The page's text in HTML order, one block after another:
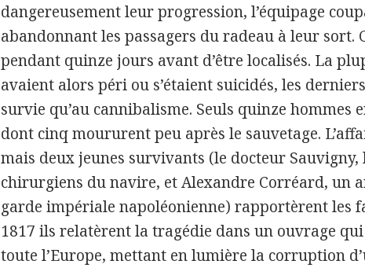
dangereusement leur progression, l’équipage
abandonnant les passagers du radeau à leur sort.
pendant quinze jours avant d’être localisés. La
avaient alors péri ou s’étaient suicidés, les
survie qu’au cannibalisme. Seuls quinze hommes
dont cinq moururent peu après le sauvetage.
mais deux jeunes survivants (le docteur Sauvigny,
chirurgiens du navire, et Alexandre Corréard, un
garde impériale napoléonienne) rapportèrent les
1817 ils relatèrent la tragédie dans un ouvrage
toute l’Europe, mettant en lumière la corruption